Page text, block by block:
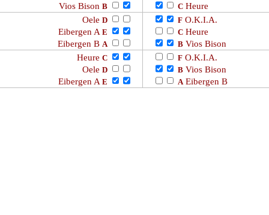
Vios Bison B C Heure
Oele D
Eibergen A E
Eibergen B A
F O.K.I.A.
C Heure
B Vios Bison
Heure C
Oele D
Eibergen A E
F O.K.I.A.
B Vios Bison
A Eibergen B